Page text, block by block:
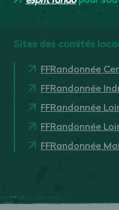
Sites des comités
FFRandonnée
FFRandonnée
FFRandonnée
FFRandonnée
FFRandonnée